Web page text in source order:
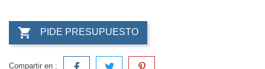
 PIDE PRESUPUESTO
Compartir en :